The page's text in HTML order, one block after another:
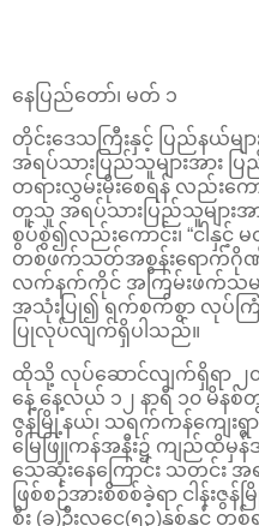
နေပြည်တော်၊ မတ် ၁
တိုင်းဒေသကြီးနှင့် ပြည်နယ်မ
အရပ်သားပြည်သူများအား
တရားလွှမ်းမိုးစေရန် လည်းက
တူသူ အရပ်သားပြည်သူများအ
စွပ်စွဲ၍လည်းကောင်း၊ “ငါနှင့်
တစ်ဖက်သတ်အစွန်းရောက်ဂိုဏ်
လက်နက်ကိုင် အကြမ်းဖက်သမား
အသုံးပြု၍ ရက်စက်စွာ လုပ်ကြံ
ပြုလုပ်လျက်ရှိပါသည်။
ထိုသို့ လုပ်ဆောင်လျက်ရှိရာ ၂၀
နေ့ နေ့လယ် ၁၂ နာရီ ၁၀ မိနစ်တွ
ဇွန်မြို့နယ်၊ သရက်ကန်ကျေး
မြေဖြူကန်အနီး၌ ကျည်ထိမှန်ဒ
သေဆုံးနေကြောင်း သတင်း အ
ဖြစ်စဉ်အားစိစစ်ခဲ့ရာ ငါန်းဇွ
စိုး (ခ)ဦးလှငွေ(၅၃)နှစ်နှင့် တ